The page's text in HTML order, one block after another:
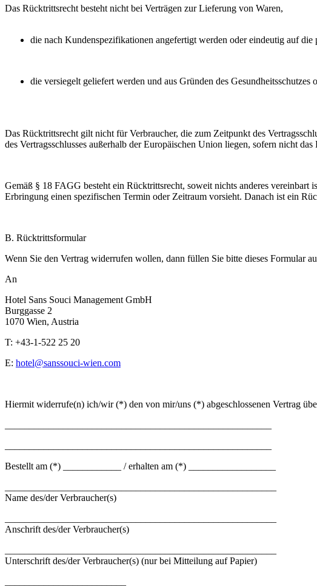
Das Rücktrittsrecht besteht nicht bei Verträgen zur Lieferung von Waren,
die nach Kundenspezifikationen angefertigt werden oder eindeutig auf die
die versiegelt geliefert werden und aus Gründen des
Das Rücktrittsrecht gilt nicht für Verbraucher, die zum Zeitpunkt des
des Vertragsschlusses außerhalb der Europäischen Union liegen, sofern nicht
Gemäß § 18 FAGG besteht ein Rücktrittsrecht, soweit nichts anderes
Erbringung einen spezifischen Termin oder Zeitraum vorsieht. Danach ist ein
B. Rücktrittsformular
Wenn Sie den Vertrag widerrufen wollen, dann füllen Sie bitte dieses Formular
An
Hotel Sans Souci Management GmbH
Burggasse 2
1070 Wien, Austria
T: +43-1-522 25 20
E: hotel@sanssouci-wien.com
Hiermit widerrufe(n) ich/wir (*) den von mir/uns (*) abgeschlossenen Vertrag
Bestellt am (*) ____________ / erhalten am (*) __________________
Name des/der Verbraucher(s)
Anschrift des/der Verbraucher(s)
Unterschrift des/der Verbraucher(s) (nur bei Mitteilung auf Papier)